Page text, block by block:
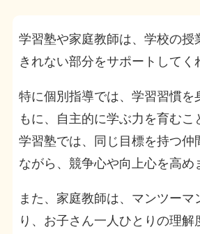
学習塾や家庭教師は、学校の授
きれない部分をサポートしてく
特に個別指導では、学習習慣を
もに、自主的に学ぶ力を育むこ
学習塾では、同じ目標を持つ仲
ながら、競争心や向上心を高め
また、家庭教師は、マンツーマ
り、お子さん一人ひとりの理解